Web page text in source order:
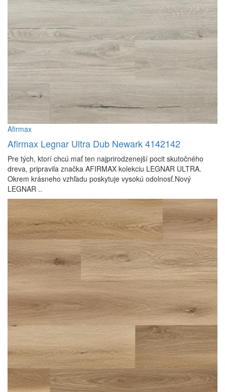
Afirmax
Afirmax Legnar Ultra Dub Newark 4142142
Pre tých, ktorí chcú mať ten najprirodzenejší pocit skutočného
dreva, pripravila značka AFIRMAX kolekciu LEGNAR ULTRA.
Okrem krásneho vzhľadu poskytuje vysokú odolnosť.Nový
LEGNAR ..